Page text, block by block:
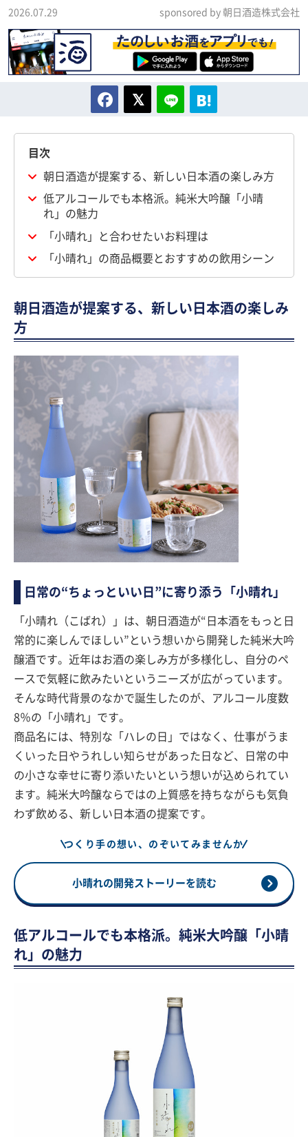
2026.07.29
sponsored by 朝日酒造株式会社
目次
朝日酒造が提案する、新しい日本酒の楽しみ方
低アルコールでも本格派。純米大吟醸「小晴
れ」の魅力
「小晴れ」と合わせたいお料理は
「小晴れ」の商品概要とおすすめの飲用シーン
朝日酒造が提案する、新しい日本酒の楽しみ
方
日常の“ちょっといい日”に寄り添う「小晴れ」
「小晴れ（こばれ）」は、朝日酒造が“日本酒をもっと日
常的に楽しんでほしい”という想いから開発した純米大吟
醸酒です。近年はお酒の楽しみ方が多様化し、自分のペ
ースで気軽に飲みたいというニーズが広がっています。
そんな時代背景のなかで誕生したのが、アルコール度数
8％の「小晴れ」です。
商品名には、特別な「ハレの日」ではなく、仕事がうま
くいった日やうれしい知らせがあった日など、日常の中
の小さな幸せに寄り添いたいという想いが込められてい
ます。純米大吟醸ならではの上質感を持ちながらも気負
わず飲める、新しい日本酒の提案です。
つくり手の想い、のぞいてみませんか
小晴れの開発ストーリーを読む
低アルコールでも本格派。純米大吟醸「小晴
れ」の魅力